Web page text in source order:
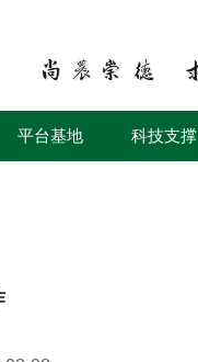
平台基地 科技支撑